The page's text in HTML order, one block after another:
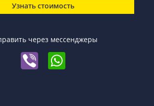
Узнать стоимость
через мессенджеры